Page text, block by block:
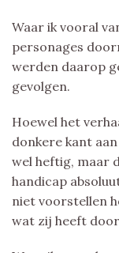
Waar ik vooral
personages
werden daarop
gevolgen.
Hoewel het
donkere kant
wel heftig, maar
handicap
niet voorstellen
wat zij heeft